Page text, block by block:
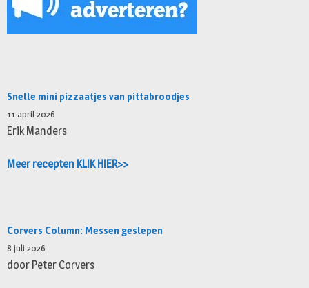
Snelle mini pizzaatjes van pittabroodjes
11 april 2026
Erik Manders
Meer recepten KLIK HIER>>
Corvers Column: Messen geslepen
8 juli 2026
door Peter Corvers